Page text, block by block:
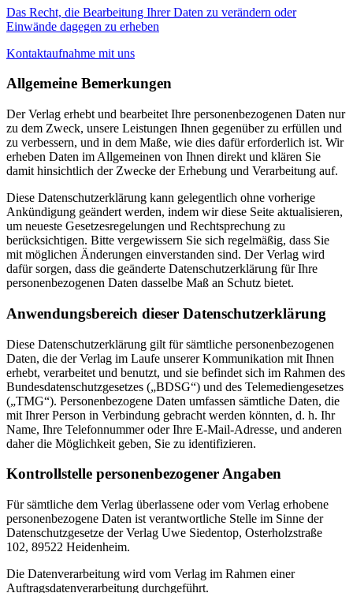
Das Recht, die Bearbeitung Ihrer Daten zu verändern oder
Einwände dagegen zu erheben
Kontaktaufnahme mit uns
Allgemeine Bemerkungen
Der Verlag erhebt und bearbeitet Ihre personenbezogenen Daten nur
zu dem Zweck, unsere Leistungen Ihnen gegenüber zu erfüllen und
zu verbessern, und in dem Maße, wie dies dafür erforderlich ist. Wir
erheben Daten im Allgemeinen von Ihnen direkt und klären Sie
damit hinsichtlich der Zwecke der Erhebung und Verarbeitung auf.
Diese Datenschutzerklärung kann gelegentlich ohne vorherige
Ankündigung geändert werden, indem wir diese Seite aktualisieren,
um neueste Gesetzesregelungen und Rechtsprechung zu
berücksichtigen. Bitte vergewissern Sie sich regelmäßig, dass Sie
mit möglichen Änderungen einverstanden sind. Der Verlag wird
dafür sorgen, dass die geänderte Datenschutzerklärung für Ihre
personenbezogenen Daten dasselbe Maß an Schutz bietet.
Anwendungsbereich dieser Datenschutzerklärung
Diese Datenschutzerklärung gilt für sämtliche personenbezogenen
Daten, die der Verlag im Laufe unserer Kommunikation mit Ihnen
erhebt, verarbeitet und benutzt, und sie befindet sich im Rahmen des
Bundesdatenschutzgesetzes („BDSG“) und des Telemediengesetzes
(„TMG“). Personenbezogene Daten umfassen sämtliche Daten, die
mit Ihrer Person in Verbindung gebracht werden könnten, d. h. Ihr
Name, Ihre Telefonnummer oder Ihre E-Mail-Adresse, und anderen
daher die Möglichkeit geben, Sie zu identifizieren.
Kontrollstelle personenbezogener Angaben
Für sämtliche dem Verlag überlassene oder vom Verlag erhobene
personenbezogene Daten ist verantwortliche Stelle im Sinne der
Datenschutzgesetze der Verlag Uwe Siedentop, Osterholzstraße
102, 89522 Heidenheim.
Die Datenverarbeitung wird vom Verlag im Rahmen einer
Auftragsdatenverarbeitung durchgeführt.